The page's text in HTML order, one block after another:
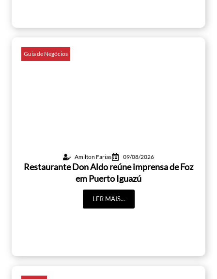
Guia de Negócios
Amilton Farias 09/08/2026
Restaurante Don Aldo reúne imprensa de Foz
em Puerto Iguazú
LER MAIS...